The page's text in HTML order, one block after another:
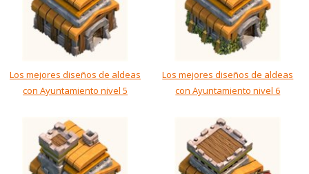
Los mejores diseños de aldeas
con Ayuntamiento nivel 5
Los mejores diseños de aldeas
con Ayuntamiento nivel 6